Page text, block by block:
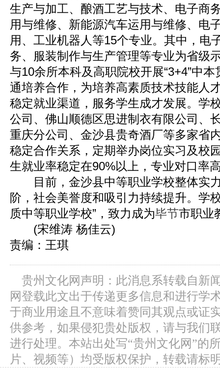
生产与加工、酿酒工艺与技术、电子商
用与维修、新能源汽车运用与维修、电
用、工业机器人等15个专业。其中，电
务、服装制作与生产管理等专业为省级
与10余所本科及高职院校开展“3+4”中本
通培养合作，为培养高素质技术技能人
稳定就业渠道，服务学生成才发展。学
公司、佛山顺德区思进制衣有限公司、
重庆分公司、金沙县贵奇酒厂等多家省
稳定合作关系，定期举办岗位实习及校
生就业率稳定在90%以上，专业对口率
目前，金沙县中等职业学校整体实
阶，社会美誉度和吸引力持续提升。学
质中等职业学校”，致力成为毕节市职业
(宋维涛 杨佳云)
责编：王琪
贵州文化网声明：此消息系转载自新
网登载此文出于传递更多信息和进行学
于商业用途且不意味着赞同其观点或证
供参考，如果侵犯贵处版权，请与我们
进行处理。本站出处写“贵州文化网”的
片、视频等）均受版权保护，转载请标